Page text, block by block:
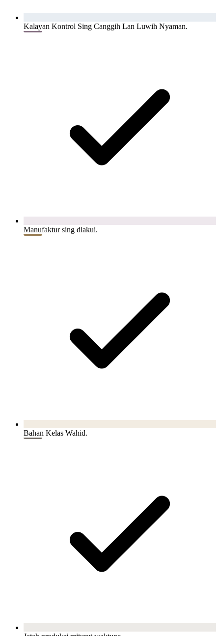
Kalayan Kontrol Sing Canggih Lan Luwih Nyaman.
Manufaktur sing diakui.
Bahan Kelas Wahid.